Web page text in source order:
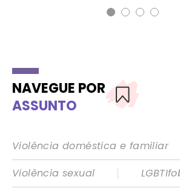
NAVEGUE POR
ASSUNTO
Violência doméstica e familiar
Violência sexual
|